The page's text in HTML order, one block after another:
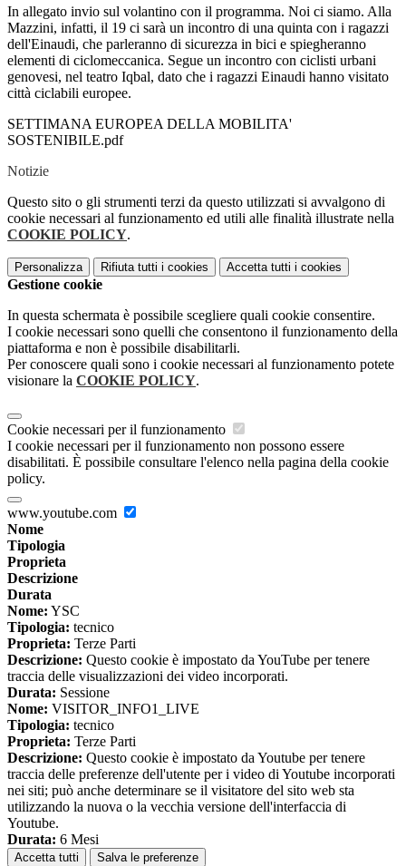
In allegato invio sul volantino con il programma. Noi ci siamo. Alla
Mazzini, infatti, il 19 ci sarà un incontro di una quinta con i ragazzi
dell'Einaudi, che parleranno di sicurezza in bici e spiegheranno
elementi di ciclomeccanica. Segue un incontro con ciclisti urbani
genovesi, nel teatro Iqbal, dato che i ragazzi Einaudi hanno visitato
città ciclabili europee.
SETTIMANA EUROPEA DELLA MOBILITA'
SOSTENIBILE.pdf
Notizie
Questo sito o gli strumenti terzi da questo utilizzati si avvalgono di
cookie necessari al funzionamento ed utili alle finalità illustrate nella
COOKIE POLICY.
Personalizza Rifiuta tutti i cookies Accetta tutti i cookies
Gestione cookie
In questa schermata è possibile scegliere quali cookie consentire.
I cookie necessari sono quelli che consentono il funzionamento della
piattaforma e non è possibile disabilitarli.
Per conoscere quali sono i cookie necessari al funzionamento potete
visionare la COOKIE POLICY.
Cookie necessari per il funzionamento
I cookie necessari per il funzionamento non possono essere
disabilitati. È possibile consultare l'elenco nella pagina della cookie
policy.
www.youtube.com
Nome
Tipologia
Proprieta
Descrizione
Durata
Nome: YSC
Tipologia: tecnico
Proprieta: Terze Parti
Descrizione: Questo cookie è impostato da YouTube per tenere
traccia delle visualizzazioni dei video incorporati.
Durata: Sessione
Nome: VISITOR_INFO1_LIVE
Tipologia: tecnico
Proprieta: Terze Parti
Descrizione: Questo cookie è impostato da Youtube per tenere
traccia delle preferenze dell'utente per i video di Youtube incorporati
nei siti; può anche determinare se il visitatore del sito web sta
utilizzando la nuova o la vecchia versione dell'interfaccia di
Youtube.
Durata: 6 Mesi
Accetta tutti Salva le preferenze